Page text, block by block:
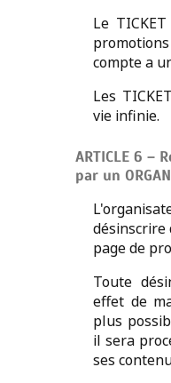
Le
compte a
Les
vie infinie.
ARTICLE 6 –
par un
désinscrire
page de
Toute
effet de
plus
il sera
ses